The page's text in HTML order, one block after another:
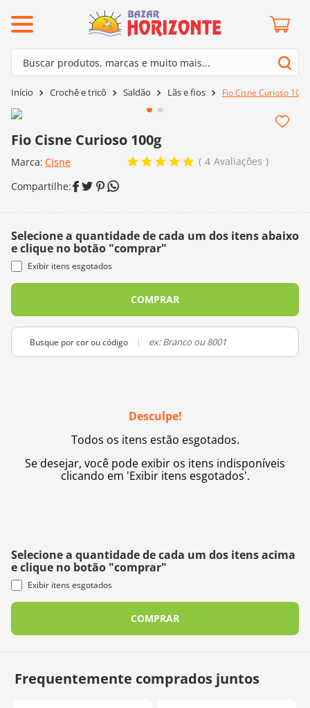
Buscar produtos, marcas e muito mais...
Crochê e tricô Saldão Lãs e fios Fio Cisne Curioso 100g
Fio Cisne Curioso 100g
Marca: Cisne 4 Avaliações
Selecione a quantidade de cada um dos itens abaixo
e clique no botão "comprar"
Exibir itens esgotados
COMPRAR
Busque por cor ou código
Desculpe!
Todos os itens estão esgotados.
Se desejar, você pode exibir os itens indisponíveis
clicando em 'Exibir itens esgotados'.
Selecione a quantidade de cada um dos itens acima
e clique no botão "comprar"
Exibir itens esgotados
COMPRAR
Termos mais buscados
kit amigurumi
agulha crochê
6
7º euroroma
10º dmc
mais buscados
barroco
mollet
kit amigurumi
agulha crochê
batik
fio amigurumi
lã cisne
charme